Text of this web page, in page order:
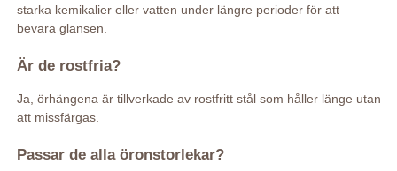
starka kemikalier eller vatten under längre perioder för att
bevara glansen.
Är de rostfria?
Ja, örhängena är tillverkade av rostfritt stål som håller länge utan
att missfärgas.
Passar de alla öronstorlekar?